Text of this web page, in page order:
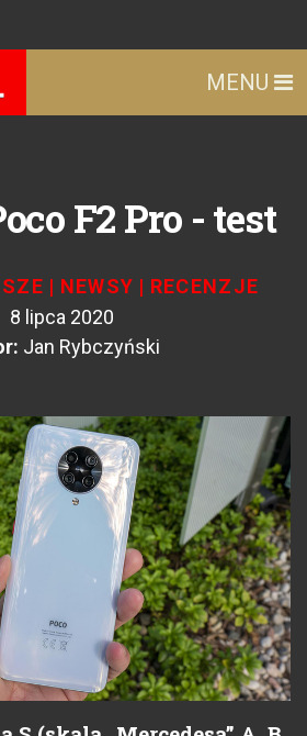
MENU
F2 Pro - test
| NEWSY | RECENZJE
8 lipca 2020
Jan Rybczyński